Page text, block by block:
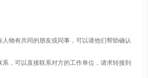
物有共同的朋友或同事，可以请他们帮助确认
，可以直接联系对方的工作单位，请求转接到